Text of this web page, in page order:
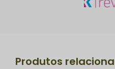
Produtos